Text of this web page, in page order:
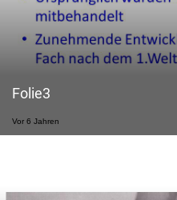
Folie3
Vor 6 Jahren